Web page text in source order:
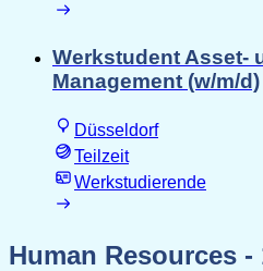
Werkstudent Asset-
Management (w/m/d)
Düsseldorf
Teilzeit
Werkstudierende
Human Resources -